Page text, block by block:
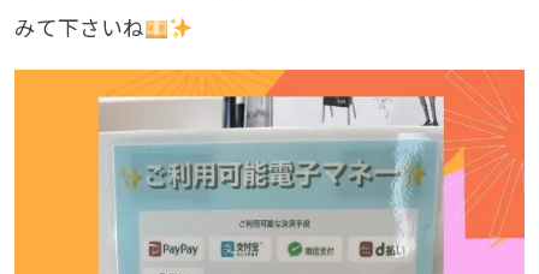
みて下さいね